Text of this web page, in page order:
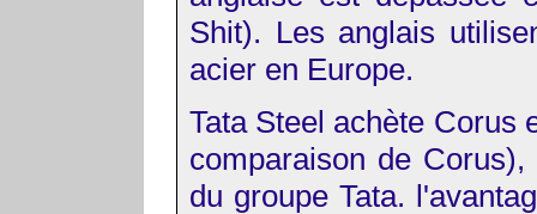
Shit). Les anglais
acier en Europe.
Tata Steel achète Corus
comparaison de
du groupe Tata.